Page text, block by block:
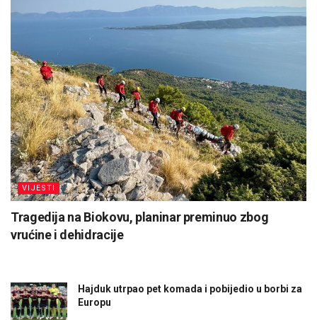
VIJESTI
Tragedija na Biokovu, planinar preminuo zbog
vrućine i dehidracije
Hajduk utrpao pet komada i pobijedio u borbi za
Europu